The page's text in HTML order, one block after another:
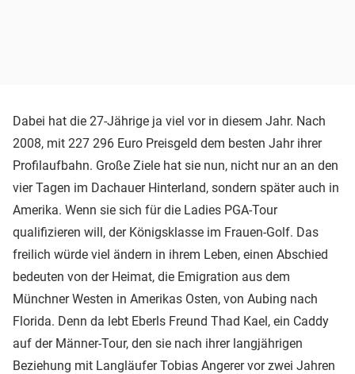
Dabei hat die 27-Jährige ja viel vor in diesem Jahr. Nach
2008, mit 227 296 Euro Preisgeld dem besten Jahr ihrer
Profilaufbahn. Große Ziele hat sie nun, nicht nur an an den
vier Tagen im Dachauer Hinterland, sondern später auch in
Amerika. Wenn sie sich für die Ladies PGA-Tour
qualifizieren will, der Königsklasse im Frauen-Golf. Das
freilich würde viel ändern in ihrem Leben, einen Abschied
bedeuten von der Heimat, die Emigration aus dem
Münchner Westen in Amerikas Osten, von Aubing nach
Florida. Denn da lebt Eberls Freund Thad Kael, ein Caddy
auf der Männer-Tour, den sie nach ihrer langjährigen
Beziehung mit Langläufer Tobias Angerer vor zwei Jahren